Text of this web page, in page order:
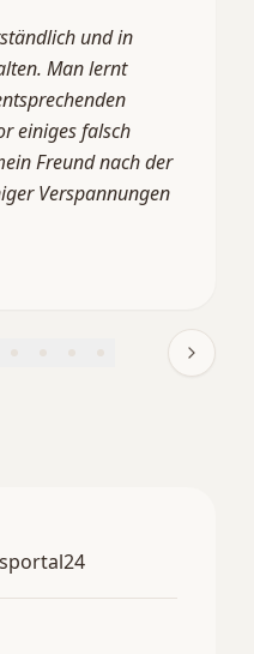
und in
Man lernt
einiges falsch
Freund nach der
Verspannungen